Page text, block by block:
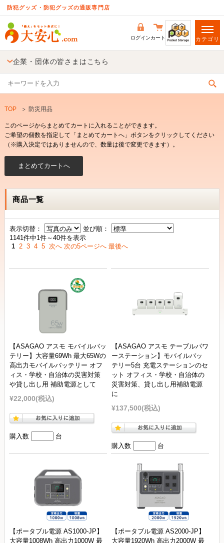
防犯グッズ・防犯グッズの通販専門店
ログインカート カテゴリ
企業・団体の皆さまはこちら
TOP 防災用品
このページからまとめてカートに入れることができます。
ご希望の個数を指定して「まとめてカートへ」ボタンをクリックしてください
（※購入決定ではありませんので、数量は後で変更できます）。
表示切替：
並び順：
1141件中1件～40件を表示
1 2 3 4 5 次へ 次の5ページへ 最後へ
商品一覧
【ASAGAO アスモ モバイルバッ
テリー】大容量69Wh 最大65Wの
高出力モバイルバッテリー オフ
ィス・学校・自治体の災害対策
や貸し出し用 補助電源として
¥22,000(税込)
購入数 台
【ASAGAO アスモ テーブルパワ
ーステーション】モバイルバッ
テリー5台 充電ステーションのセ
ット オフィス・学校・自治体の
災害対策、貸し出し用補助電源
に
¥137,500(税込)
購入数 台
【ポータブル電源 AS1000-JP】
大容量1008Wh 高出力1000W 最
【ポータブル電源 AS2000-JP】
大容量1920Wh 高出力2000W 最